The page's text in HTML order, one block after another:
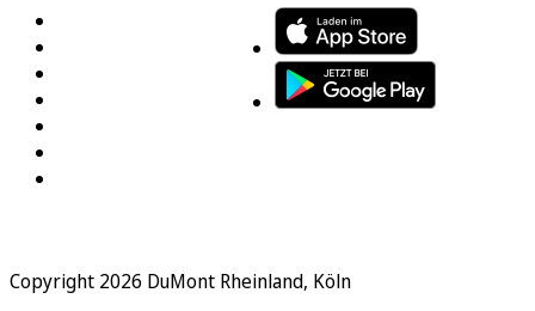
Copyright 2026 DuMont Rheinland, Köln